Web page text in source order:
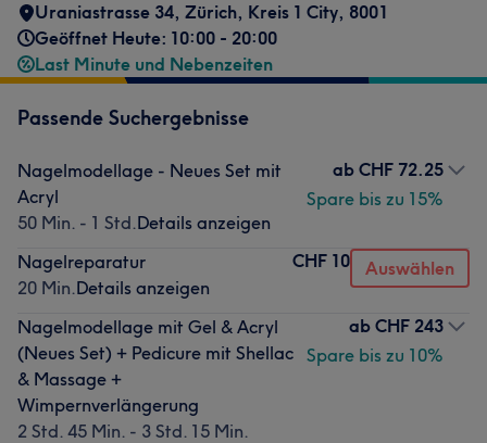
Uraniastrasse 34, Zürich, Kreis 1 City, 8001
Geöffnet Heute: 10:00 - 20:00
Last Minute und Nebenzeiten
Passende Suchergebnisse
Nagelmodellage - Neues Set mit
Acryl
50 Min. - 1 Std.Details anzeigen
ab CHF 72.25
Spare bis zu 15%
Nagelreparatur
20 Min.Details anzeigen
CHF 10 Auswählen
Nagelmodellage mit Gel & Acryl
(Neues Set) + Pedicure mit Shellac
& Massage +
Wimpernverlängerung
2 Std. 45 Min. - 3 Std. 15 Min.
ab CHF 243
Spare bis zu 10%